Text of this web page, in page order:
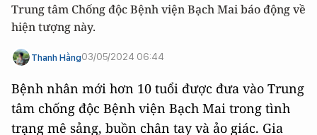
Trung tâm Chống độc Bệnh viện Bạch Mai báo động về
hiện tượng này.
Thanh Hằng03/05/2024 06:44
Bệnh nhân mới hơn 10 tuổi được đưa vào Trung
tâm chống độc Bệnh viện Bạch Mai trong tình
trạng mê sảng, buồn chân tay và ảo giác. Gia